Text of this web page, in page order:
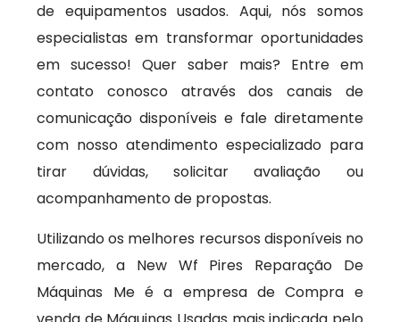
de equipamentos usados. Aqui, nós somos
especialistas em transformar oportunidades
em sucesso! Quer saber mais? Entre em
contato conosco através dos canais de
comunicação disponíveis e fale diretamente
com nosso atendimento especializado para
tirar dúvidas, solicitar avaliação ou
acompanhamento de propostas.
Utilizando os melhores recursos disponíveis no
mercado, a New Wf Pires Reparação De
Máquinas Me é a empresa de Compra e